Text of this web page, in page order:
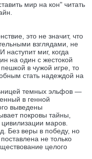
мир на кон" читать
это не значит, что
взглядами, не
миг, когда
на один с жестокой
в чужой игре, то
стать надеждой на
темных эльфов —
в генной
выведены
покровы тайны,
маров.
Без веры в победу, но
не только
целого